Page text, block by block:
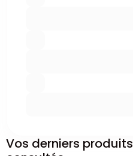
Vos derniers produits